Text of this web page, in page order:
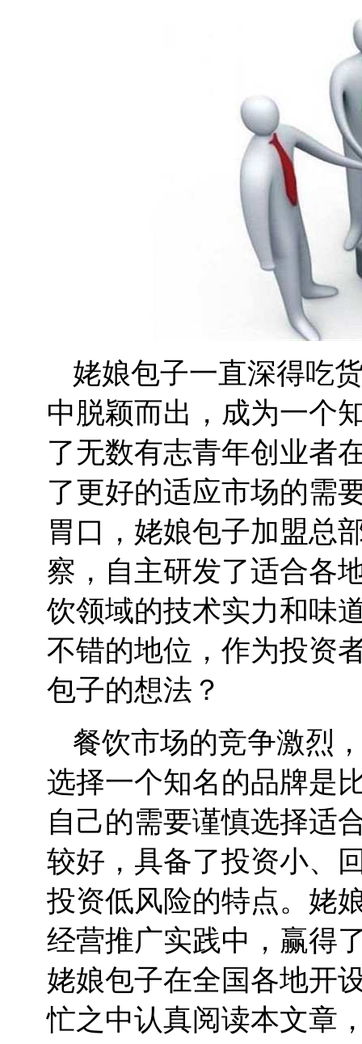
姥娘包子一直深得吃
中脱颖而出，成为一个
了无数有志青年创业者
了更好的适应市场的需
胃口，姥娘包子加盟总
察，自主研发了适合各
饮领域的技术实力和味
不错的地位，作为投资
包子的想法？
餐饮市场的竞争激烈
选择一个知名的品牌是
自己的需要谨慎选择适
较好，具备了投资小、
投资低风险的特点。姥
经营推广实践中，赢得
姥娘包子在全国各地开
忙之中认真阅读本文章